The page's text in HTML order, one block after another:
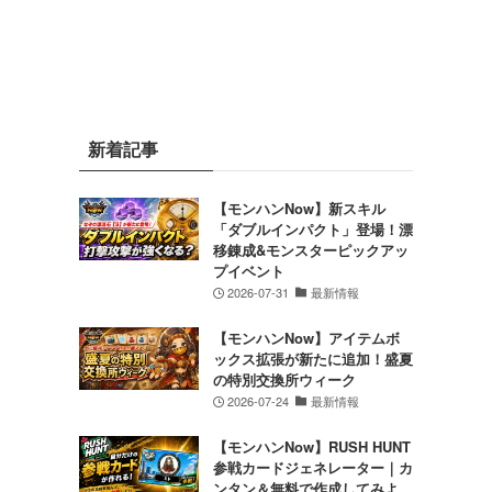
新着記事
【モンハンNow】新スキル
「ダブルインパクト」登場！漂
移錬成&モンスターピックアッ
プイベント
2026-07-31 最新情報
【モンハンNow】アイテムボ
ックス拡張が新たに追加！盛夏
の特別交換所ウィーク
2026-07-24 最新情報
【モンハンNow】RUSH HUNT
参戦カードジェネレーター｜カ